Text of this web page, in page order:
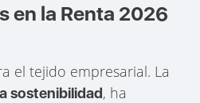
en la Renta 2026
el tejido empresarial. La
sostenibilidad, ha